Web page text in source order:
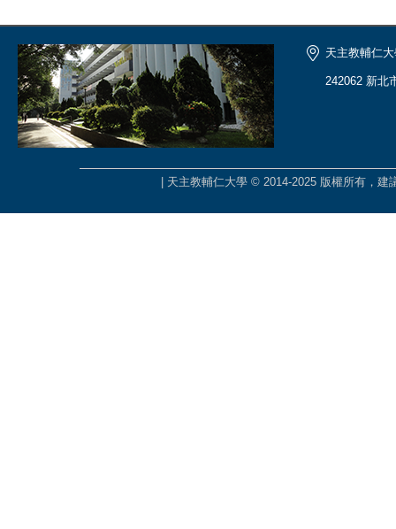
天主教輔仁
242062 新北
| 天主教輔仁大學 © 2014-2025 版權所有，